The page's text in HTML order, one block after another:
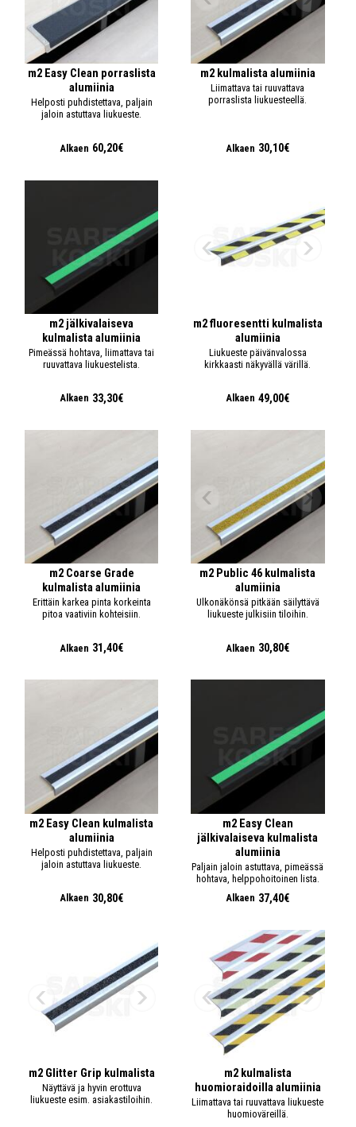
m2 Easy Clean porraslista
alumiinia
Helposti puhdistettava, paljain
jaloin astuttava liukueste.
Alkaen 60,20€
m2 kulmalista alumiinia
Liimattava tai ruuvattava
porraslista liukuesteellä.
Alkaen 30,10€
m2 jälkivalaiseva
kulmalista alumiinia
Pimeässä hohtava, liimattava tai
ruuvattava liukuestelista.
Alkaen 33,30€
m2 fluoresentti kulmalista
alumiinia
Liukueste päivänvalossa
kirkkaasti näkyvällä värillä.
Alkaen 49,00€
m2 Coarse Grade
kulmalista alumiinia
Erittäin karkea pinta korkeinta
pitoa vaativiin kohteisiin.
Alkaen 31,40€
m2 Public 46 kulmalista
alumiinia
Ulkonäkönsä pitkään säilyttävä
liukueste julkisiin tiloihin.
Alkaen 30,80€
m2 Easy Clean kulmalista
alumiinia
Helposti puhdistettava, paljain
jaloin astuttava liukueste.
Alkaen 30,80€
m2 Easy Clean
jälkivalaiseva kulmalista
alumiinia
Paljain jaloin astuttava, pimeässä
hohtava, helppohoitoinen lista.
Alkaen 37,40€
m2 Glitter Grip kulmalista
Näyttävä ja hyvin erottuva
liukueste esim. asiakastiloihin.
m2 kulmalista
huomioraidoilla alumiinia
Liimattava tai ruuvattava liukueste
huomioväreillä.